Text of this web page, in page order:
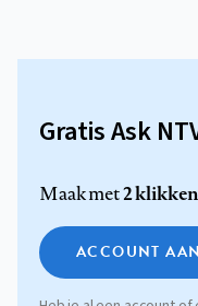
Gratis Ask
Maak met2 klikken
ACCOUNT